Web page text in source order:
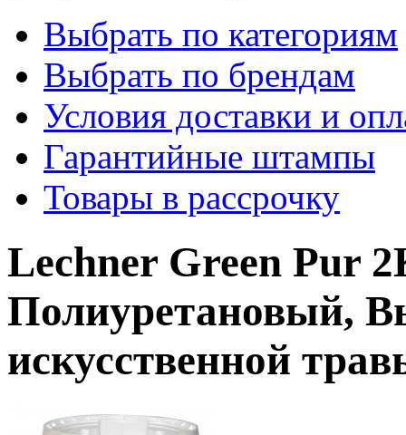
Выбрать по категориям
Выбрать по брендам
Условия доставки и
Гарантийные штампы
Товары в рассрочку
Lechner Green Pur
Полиуретановый,
искусственной